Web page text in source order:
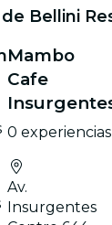
Bellini
Mambo
Cafe
0 experiencias
Av.
Insurgentes